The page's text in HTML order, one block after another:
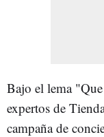
Bajo el lema
expertos de
campaña de